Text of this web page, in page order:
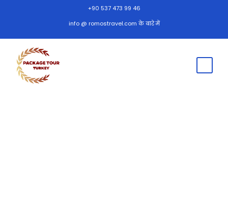
+90 537 473 99 46
info @ romostravel.com के बारे में